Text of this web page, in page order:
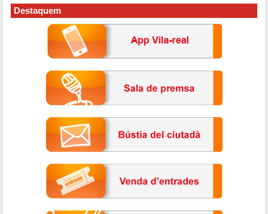
Destaquem